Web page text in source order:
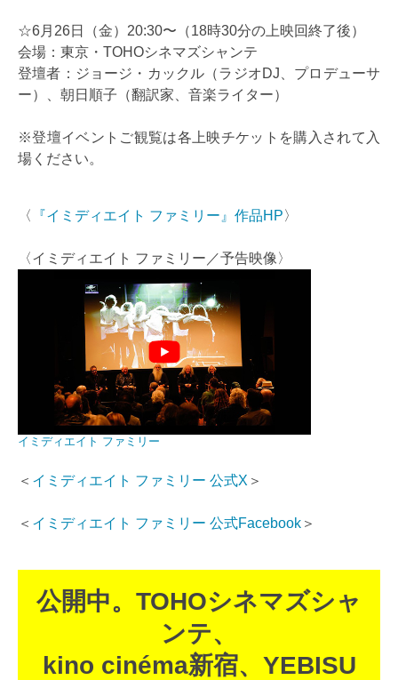
☆6月26日（金）20:30〜（18時30分の上映回終了後）
会場：東京・TOHOシネマズシャンテ
登壇者：ジョージ・カックル（ラジオDJ、プロデューサ
ー）、朝日順子（翻訳家、音楽ライター）
※登壇イベントご観覧は各上映チケットを購入されて入
場ください。
〈 『イミディエイト ファミリー』作品HP〉
〈イミディエイト ファミリー／予告映像〉
イミディエイト ファミリー
＜ イミディエイト ファミリー 公式X ＞
＜ イミディエイト ファミリー 公式Facebook ＞
公開中。TOHOシネマズシャ
ンテ、
kino cinéma新宿、YEBISU